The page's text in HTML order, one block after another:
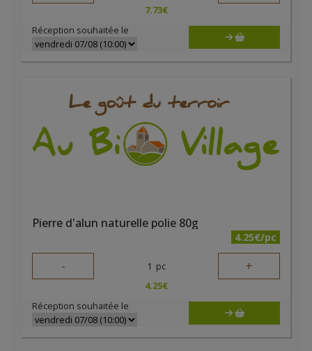
7.73€
Réception souhaitée le
Pierre d'alun naturelle polie 80g
4.25€/pc
- 1 pc +
4.25€
Réception souhaitée le